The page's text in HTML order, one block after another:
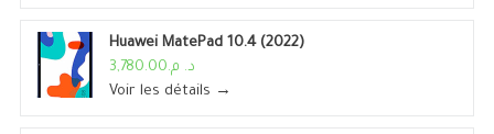
Huawei MatePad 10.4 (2022)
د. م.3,780.00
Voir les détails →